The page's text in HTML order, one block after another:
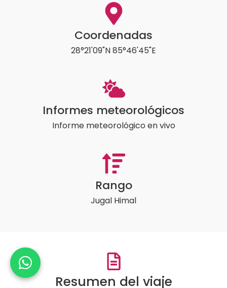
Coordenadas
28°21'09"N 85°46'45"E
Informes meteorológicos
Informe meteorológico en vivo
Rango
Jugal Himal
Resumen del viaje